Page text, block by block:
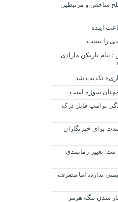
مسلح شاخص و مرتبطین
را بست
پیام بازیکن مازادی
تکذیب شد
سوژه است
شدگی ترامپ قابل درک
برای خبرنگاران
تغییر زمانبندی
ندارد، اما مصرف